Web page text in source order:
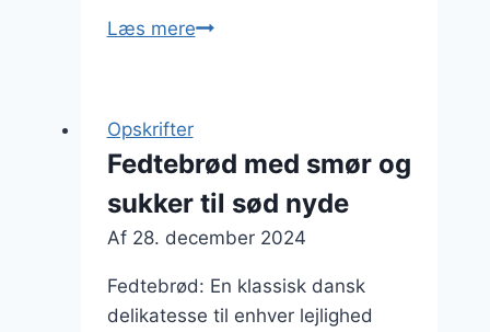
Læs mereFedtebrød
Opskrifter
Fedtebrød med smør og
sukker til sød nyde
Af 28. december 2024
Fedtebrød: En klassisk dansk
delikatesse til enhver lejlighed